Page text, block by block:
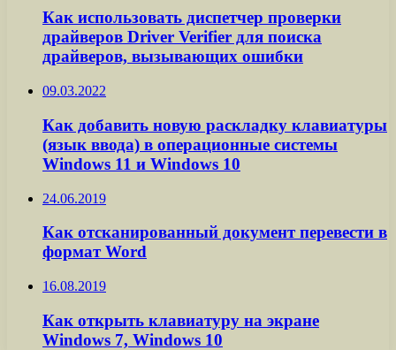
Как использовать диспетчер проверки
драйверов Driver Verifier для поиска
драйверов, вызывающих ошибки
09.03.2022
Как добавить новую раскладку клавиатуры
(язык ввода) в операционные системы
Windows 11 и Windows 10
24.06.2019
Как отсканированный документ перевести в
формат Word
16.08.2019
Как открыть клавиатуру на экране
Windows 7, Windows 10